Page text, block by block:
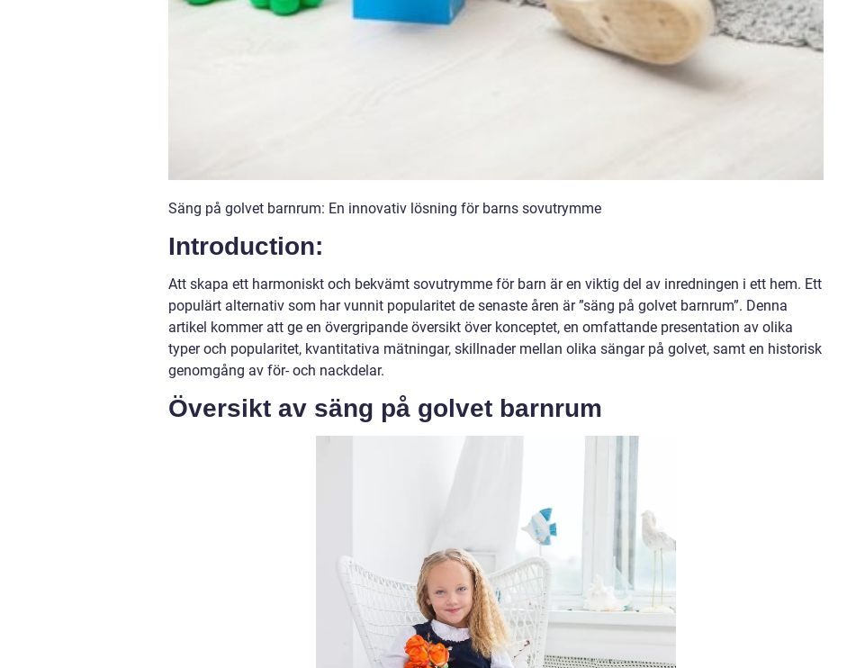
Säng på golvet barnrum: En innovativ lösning för barns sovutrymme
Introduction:
Att skapa ett harmoniskt och bekvämt sovutrymme för barn är en viktig del av inredningen i ett hem. Ett
populärt alternativ som har vunnit popularitet de senaste åren är ”säng på golvet barnrum”. Denna
artikel kommer att ge en övergripande översikt över konceptet, en omfattande presentation av olika
typer och popularitet, kvantitativa mätningar, skillnader mellan olika sängar på golvet, samt en historisk
genomgång av för- och nackdelar.
Översikt av säng på golvet barnrum